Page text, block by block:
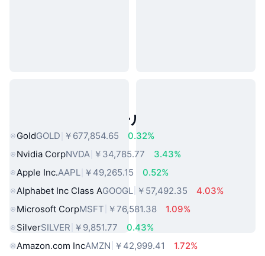
人気のリアルワールドアセット
GoldGOLD ￥677,854.65
0.32%
Nvidia CorpNVDA ￥34,785.77
3.43%
Apple Inc.AAPL ￥49,265.15
0.52%
Alphabet Inc Class AGOOGL ￥57,492.35
4.03%
Microsoft CorpMSFT ￥76,581.38
1.09%
SilverSILVER ￥9,851.77
0.43%
Amazon.com IncAMZN ￥42,999.41
1.72%